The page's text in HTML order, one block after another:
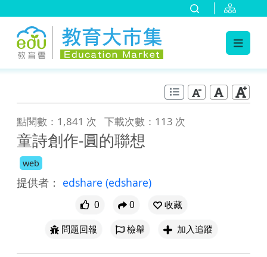
點閱數：1,841 次 下載次數：113 次
童詩創作-圓的聯想
web
提供者： edshare (edshare)
0 0
收藏
問題回報
檢舉 加入追蹤